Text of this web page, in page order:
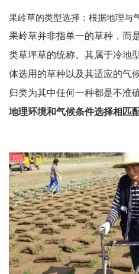
果岭草的类型选择：根据地理与
果岭草并非指单一的草种，而
类草坪草的统称。其属于冷地
体选用的草种以及其适应的气
归类为其中任何一种都是不准
地理环境和气候条件选择相匹